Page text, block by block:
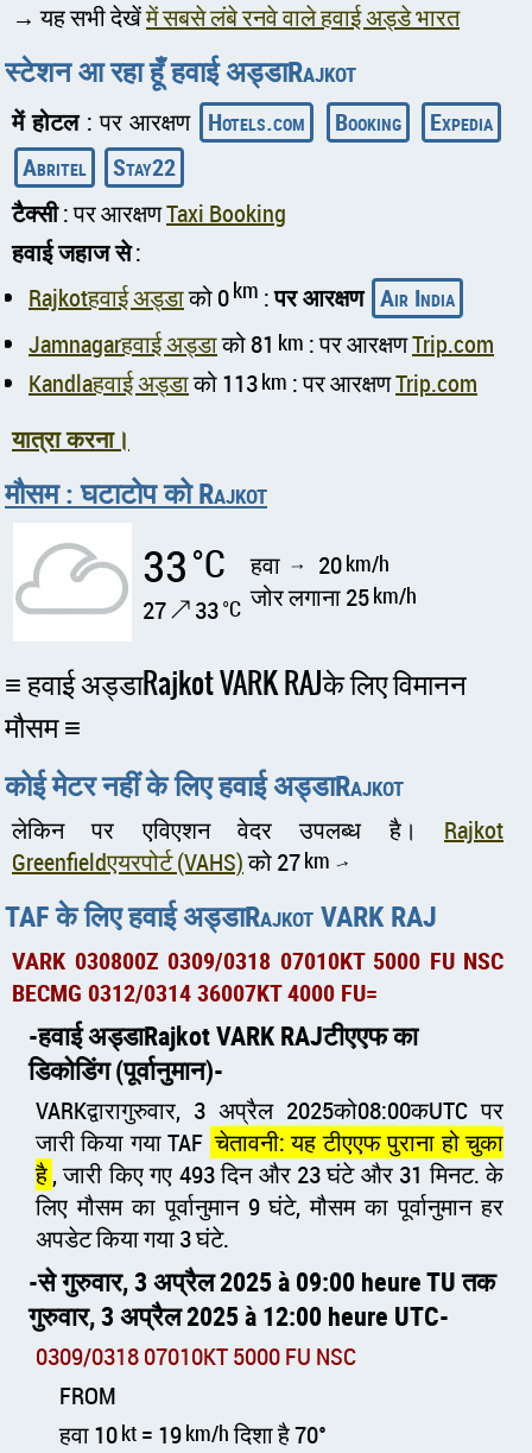
→ यह सभी देखेंमें सबसे लंबे रनवे वाले हवाई अड्डे भारत
स्टेशन आ रहा हूँ हवाई अड्डाRajkot
में होटल: पर आरक्षण Hotels.com Booking
Expedia
Abritel
Stay22
टैक्सी: पर आरक्षणTaxi Booking
हवाई जहाज से:
Rajkotहवाई अड्डाको 0km :पर आरक्षण Air India
Jamnagarहवाई अड्डाको 81 km : पर आरक्षणTrip.com
Kandlaहवाई अड्डाको 113km : पर आरक्षणTrip.com
यात्रा करना।
मौसम : घटाटोप को Rajkot
33°C
27 ↗ 33°C
हवा ↑ 20km/h
जोर लगाना 25km/h
हवाई अड्डाRajkot VARK RAJके लिए विमानन
मौसम
कोई मेटर नहीं के लिए हवाई अड्डाRajkot
लेकिन पर एविएशन वेदर उपलब्ध है। Rajkot
Greenfieldएयरपोर्ट (VAHS)को 27km ↑
TAF के लिए हवाई अड्डाRajkot VARK RAJ
VARK 030800Z 0309/0318 07010KT 5000 FU NSC
BECMG 0312/0314 36007KT 4000 FU=
हवाई अड्डाRajkot VARK RAJटीएएफ का
डिकोडिंग (पूर्वानुमान)
VARKद्वारागुरुवार, 3 अप्रैल 2025को08:00कUTC पर
जारी किया गया TAF चेतावनी: यह टीएएफ पुराना हो चुका
है, जारी किए गए 493 दिन और 23 घंटे और 31 मिनट. के
लिए मौसम का पूर्वानुमान 9 घंटे, मौसम का पूर्वानुमान हर
अपडेट किया गया 3 घंटे.
से गुरुवार, 3 अप्रैल 2025 à 09:00 heure TU तक
गुरुवार, 3 अप्रैल 2025 à 12:00 heure UTC
0309/0318 07010KT 5000 FU NSC
FROM
हवा 10kt = 19km/hदिशा है 70°